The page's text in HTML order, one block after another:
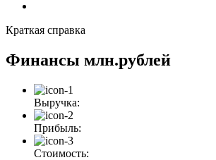
Краткая справка
Финансы млн.рублей
Выручка:
Прибыль:
Стоимость: